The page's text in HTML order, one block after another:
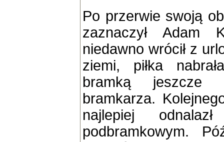
Po przerwie swoją
zaznaczył Adam
niedawno wrócił z
ziemi, piłka
bramką jeszcze
bramkarza.
najlepiej
podbramkowym.